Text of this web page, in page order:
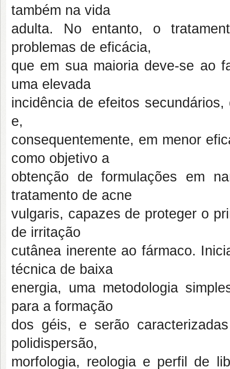
também na vida
adulta. No entanto, o
problemas de eficácia,
que em sua maioria deve-se ao
uma elevada
incidência de efeitos
e,
consequentemente, em menor
como objetivo a
obtenção de formulações em
tratamento de acne
vulgaris, capazes de proteger o
de irritação
cutânea inerente ao fármaco.
técnica de baixa
energia, uma metodologia
para a formação
dos géis, e serão
polidispersão,
morfologia, reologia e perfil de